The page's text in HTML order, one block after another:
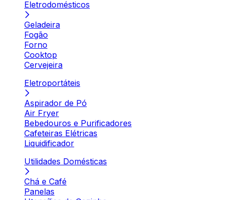
Eletrodomésticos
Geladeira
Fogão
Forno
Cooktop
Cervejeira
Eletroportáteis
Aspirador de Pó
Air Fryer
Bebedouros e Purificadores
Cafeteiras Elétricas
Liquidificador
Utilidades Domésticas
Chá e Café
Panelas